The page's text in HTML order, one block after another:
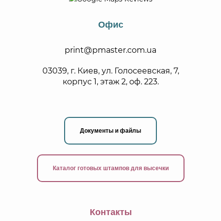
констатирования уровня качества. Печать подарочных
денежной суммы в конкретных точках продаж, необходимы
продавцам товаров или услуг. Такой способ помогает
покупка. А покупатель в любое время может обменять
сертификат на продукт в рамках финансового эквивалента
Грамота, диплом,
печать и особенности
производстве полиграфической продукции. Грамоты, дипломы,
сертификаты – это тот материал, который презентует компанию,
Поэтому изготовление сертификатов, дипломов, грамот должно
быть профессиональным, высокого качества. Наши технологи
Сегодня мы можем напечатать грамоту, диплом, или напечатать
Офис
print@pmaster.com.ua
03039, г. Киев, ул. Голосеевская, 7,
корпус 1, этаж 2, оф. 223.
Документы и файлы
Каталог готовых штампов для высечки
Контакты